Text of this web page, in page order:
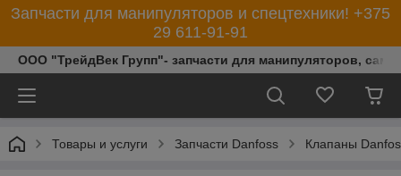
Запчасти для манипуляторов и спецтехники! +375
29 611-91-91
ООО "ТрейдВек Групп"- запчасти для манипуляторов,
Товары и услуги Запчасти Danfoss Клапаны